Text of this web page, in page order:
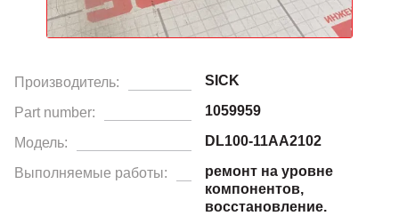
Производитель: SICK
Part number: 1059959
Модель: DL100-11AA2102
Выполняемые работы:
ремонт на уровне
компонентов,
восстановление.